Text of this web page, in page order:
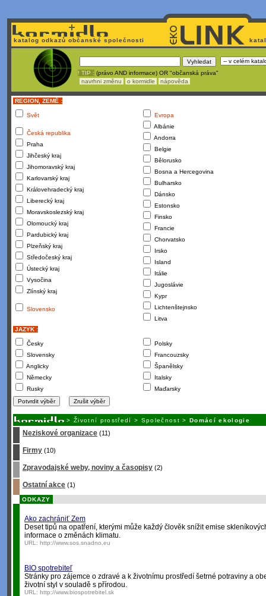
katalog odkazů občanské společnosti
! TIP : (právo AND informace) OR "občanská práva"
navrhni změnu
o kormidle nápověda
REGION, ZEMĚ :
Svět
Česká republika
Praha
Jihčeský kraj
Jihomoravský kraj
Karlovarský kraj
Královehradecký kraj
Liberecký kraj
Moravskoslezský kraj
Olomoucký kraj
Pardubický kraj
Plzeňský kraj
Středočeský kraj
Ústecký kraj
Vysočina
Zlínský kraj
Slovensko
Evropa
Albánie
Andorra
Belgie
Bělorusko
Bosna a Hercegovina
Bulharsko
Dánsko
Estonsko
Finsko
Francie
Chorvatsko
Irsko
Island
Itálie
Jugoslávie
Kypr
Lichtenštejnsko
Litva
JAZYK :
Česky
Slovensky
Anglicky
Německy
Rusky
Polsky
Francouzsky
Španělsky
Italsky
Maďarsky
> Životní prostředí > Společnost >Domácí ekologie
Neziskové organizace (11)
Firmy (10)
Zpravodajské weby, noviny a časopisy (2)
Ostatní akce (1)
ODKAZY
Ako zachrániť Zem
Deset tipů na opatření, kterými může každý člověk snížit emise
informace o změnách klimatu.
URL: http://www.sos.snadno.eu
BIO spotrebiteľ
Stránky pro zájemce o zdravé a k životnímu prostředí šetrné potraviny a
životní styl v souladě s přírodou.
URL: http://www.biospotrebitel.sk